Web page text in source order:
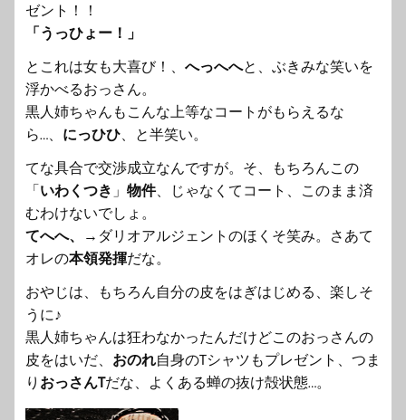
ゼント！！
「うっひょー！」
とこれは女も大喜び！、 へっへへと、 ぶきみな笑いを
浮かべるおっさん。
黒人姉ちゃんもこんな上等なコートがもらえるな
ら…、 にっひひ、 と半笑い。
てな具合で交渉成立なんですが。そ、もちろんこの
「いわくつき 」 物件、じゃなくてコート、 このまま済
むわけないでしょ。
てへへ、
→ダリオアルジェントのほくそ笑み。さあて
オレの本領発揮だな。
おやじは、もちろん自分の皮をはぎはじめる、楽しそ
うに♪
黒人姉ちゃんは狂わなかったんだけどこのおっさんの
皮をはいだ、 おのれ自身のTシャツもプレゼント、つま
り おっさんTだな、よくある蝉の抜け殻状態…。